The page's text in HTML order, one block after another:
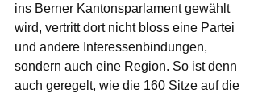
ins Berner Kantonsparlament gewählt
wird, vertritt dort nicht bloss eine Partei
und andere Interessenbindungen,
sondern auch eine Region. So ist denn
auch geregelt, wie die 160 Sitze auf die